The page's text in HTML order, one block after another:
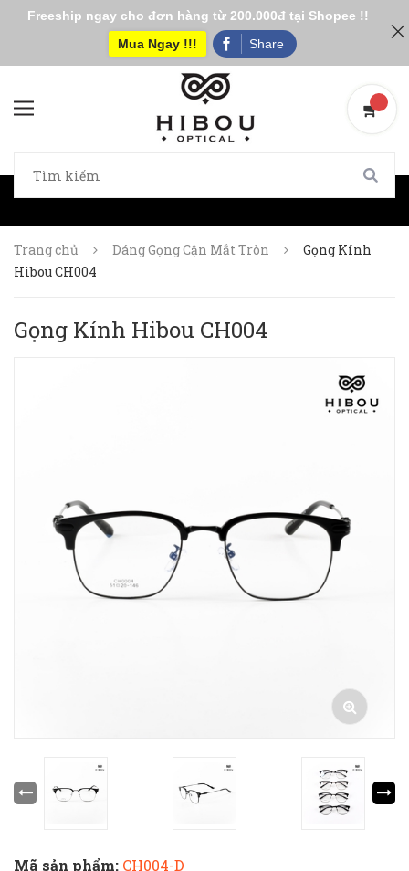
Trang chủ Dáng Gọng Cận Mắt Tròn
Gọng Kính
Hibou CH004
Gọng Kính Hibou CH004
Mã sản phẩm: CH004-D
Freeship ngay cho đơn hàng từ 200.000đ tại Shopee !!
Mua Ngay !!!
Share